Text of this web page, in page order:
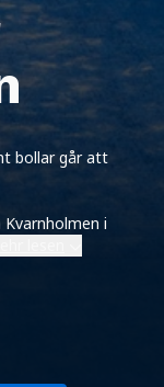
bollar går att
i